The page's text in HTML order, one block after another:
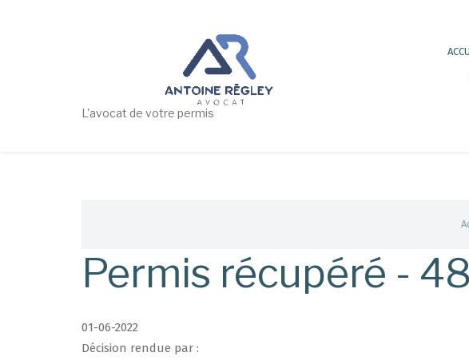
L'avocat de votre permis
d'Ariane
Permis récupéré -
01-06-2022
Décision rendue par :